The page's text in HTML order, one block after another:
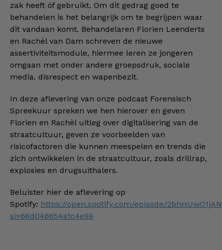
zak heeft óf gebruikt. Om dit gedrag goed te
behandelen is het belangrijk om te begrijpen waar
dit vandaan komt. Behandelaren Florien Leenderts
en Rachèl van Dam schreven de nieuwe
assertiviteitsmodule, hiermee leren ze jongeren
omgaan met onder andere groepsdruk, sociale
media, disrespect en wapenbezit.
In deze aflevering van onze podcast Forensisch
Spreekuur spreken we hen hierover en geven
Florien en Rachèl uitleg over digitalisering van de
straatcultuur, geven ze voorbeelden van
risicofactoren die kunnen meespelen en trends die
zich ontwikkelen in de straatcultuur, zoals drillrap,
explosies en drugsuithalers.
Beluister hier de aflevering op
Spotify: https://open.spotify.com/episode/
si=66d046654a1c4e99